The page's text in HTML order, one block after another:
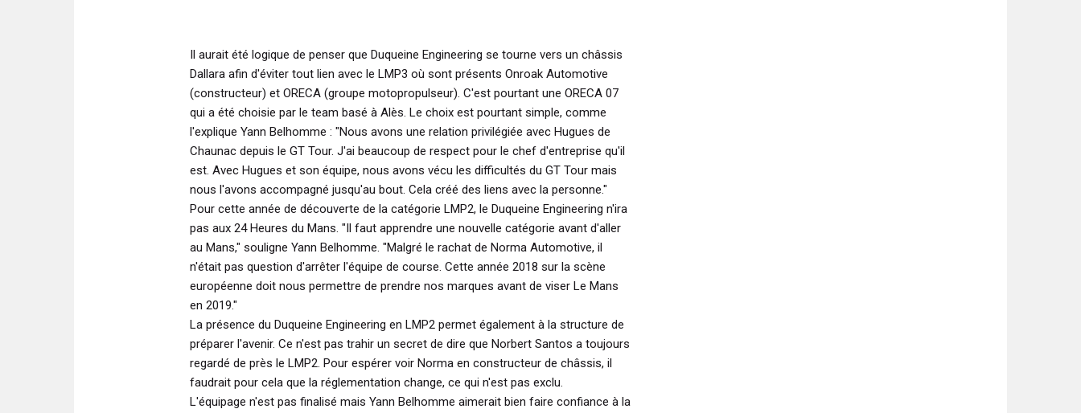
Il aurait été logique de penser que Duqueine Engineering se tourne vers un châssis
Dallara afin d'éviter tout lien avec le LMP3 où sont présents Onroak Automotive
(constructeur) et ORECA (groupe motopropulseur). C'est pourtant une ORECA 07
qui a été choisie par le team basé à Alès. Le choix est pourtant simple, comme
l'explique Yann Belhomme : "Nous avons une relation privilégiée avec Hugues de
Chaunac depuis le GT Tour. J'ai beaucoup de respect pour le chef d'entreprise qu'il
est. Avec Hugues et son équipe, nous avons vécu les difficultés du GT Tour mais
nous l'avons accompagné jusqu'au bout. Cela créé des liens avec la personne."
Pour cette année de découverte de la catégorie LMP2, le Duqueine Engineering n'ira
pas aux 24 Heures du Mans. "Il faut apprendre une nouvelle catégorie avant d'aller
au Mans," souligne Yann Belhomme. "Malgré le rachat de Norma Automotive, il
n'était pas question d'arrêter l'équipe de course. Cette année 2018 sur la scène
européenne doit nous permettre de prendre nos marques avant de viser Le Mans
en 2019."
La présence du Duqueine Engineering en LMP2 permet également à la structure de
préparer l'avenir. Ce n'est pas trahir un secret de dire que Norbert Santos a toujours
regardé de près le LMP2. Pour espérer voir Norma en constructeur de châssis, il
faudrait pour cela que la réglementation change, ce qui n'est pas exclu.
L'équipage n'est pas finalisé mais Yann Belhomme aimerait bien faire confiance à la